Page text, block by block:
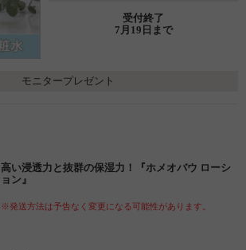
受付終了
7月19日まで
モニタープレゼント
高い浸透力と抜群の保湿力！『ホメオバウ ローシ
ョン』
※発送方法は予告なく変更になる可能性があります。